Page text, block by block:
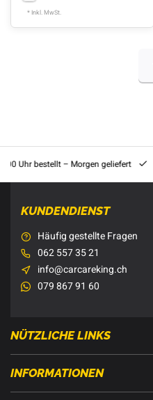
* Inkl. MwSt.
Uhr bestellt – Morgen geliefert
KUNDENDIENST
Häufig gestellte Fragen
062 557 35 21
info@carcareking.ch
079 867 91 60
NÜTZLICHE LINKS
INFORMATIONEN